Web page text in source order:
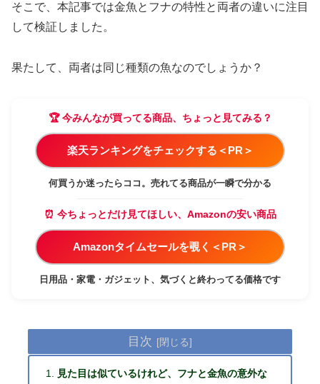
そこで、本記事では金魚とフナの特性と両者の違いに注目
して検証しました。
果たして、両者は同じ種類の魚なのでしょうか？
🏆 今みんなが買ってる商品、ちょっと見てみる？
楽天ランキングをチェックする＜PR＞
何買うか迷ったらココ。売れてる商品が一瞬で分かる
⏰ 今ちょっとだけ見てほしい、Amazonの安い商品
Amazonタイムセールを覗く＜PR＞
日用品・家電・ガジェット、気づくと終わってる価格です
目次
見た目は似ているけれど、フナと金魚の意外な